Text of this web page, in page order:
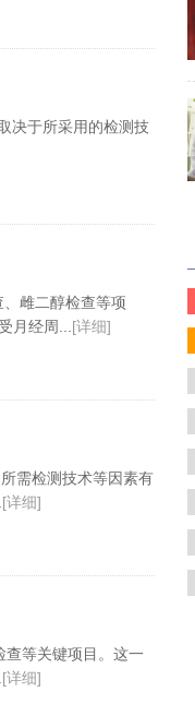
决于所采用的检测技
雌二醇检查等项
月经周... [详细]
需检测技术等因素有
[详细]
查等关键项目。这一
[详细]